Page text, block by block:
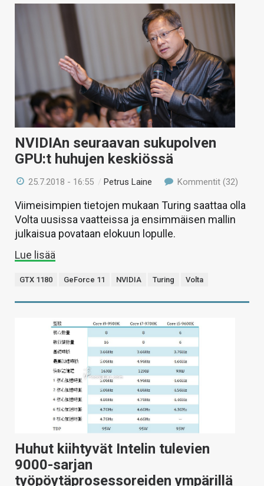
NVIDIAn seuraavan sukupolven
GPU:t huhujen keskiössä
25.7.2018 - 16:55 /Petrus Laine Kommentit (32)
Viimeisimpien tietojen mukaan Turing saattaa olla
Volta uusissa vaatteissa ja ensimmäisen mallin
julkaisua povataan elokuun lopulle.
Lue lisää
GTX 1180 GeForce 11 NVIDIA Turing Volta
Huhut kiihtyvät Intelin tulevien
9000-sarjan
työpöytäprosessoreiden ympärillä